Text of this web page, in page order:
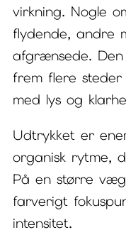
virkning. Nogle
flydende, andre
afgrænsede.
frem flere steder
med lys og
Udtrykket er
organisk rytme,
På en større
farverigt
intensitet.